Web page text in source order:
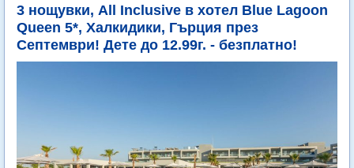
3 нощувки, All Inclusive в хотел Blue Lagoon
Queen 5*, Халкидики, Гърция през
Септември! Дете до 12.99г. - безплатно!